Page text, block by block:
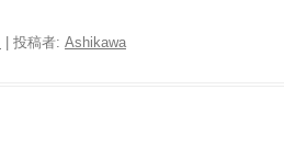
投稿者: Ashikawa